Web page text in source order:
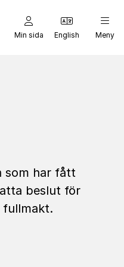
Min sida English Meny
som har fått
beslut för
fullmakt.